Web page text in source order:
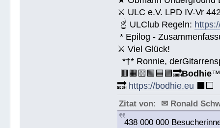
⚔ ULC e.V. LPD IV-Vr
☝ ULClub Regeln:
* Epilog -
⚔ Viel Glück!
*†* Ronnie,
🟥🟧🟨🟩🟦🟪🔜Bodhie
🔜 https://bodhie.eu ⬛️⬜️
Zitat von: ✉ Ronald
438 000 000